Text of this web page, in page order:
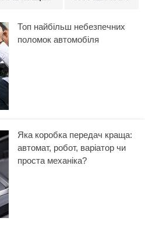
Топ найбільш небезпечних
поломок автомобіля
Яка коробка передач краща:
автомат, робот, варіатор чи
проста механіка?